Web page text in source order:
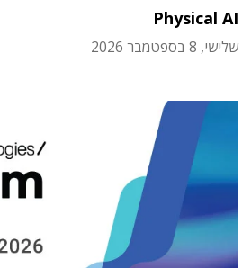
Physical AI
שלישי, 8 בספטמבר 2026